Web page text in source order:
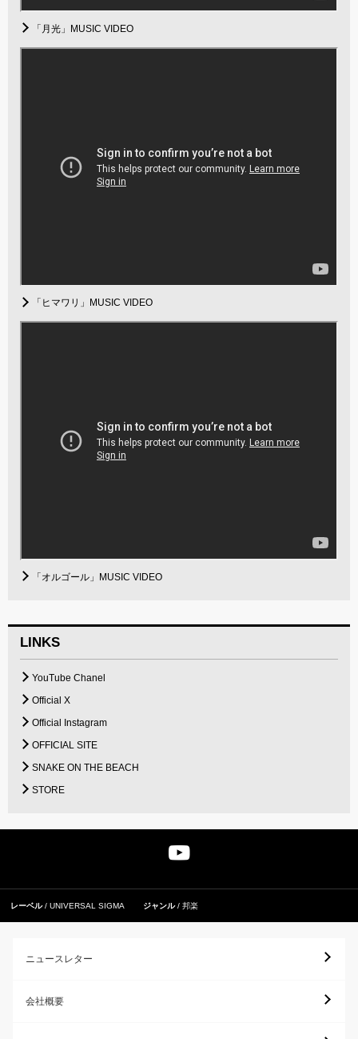
「月光」MUSIC VIDEO
「ヒマワリ」MUSIC VIDEO
「オルゴール」MUSIC VIDEO
LINKS
YouTube Chanel
Official X
Official Instagram
OFFICIAL SITE
SNAKE ON THE BEACH
STORE
レーベル UNIVERSAL SIGMA ジャンル 邦楽
ニュースレター
会社概要